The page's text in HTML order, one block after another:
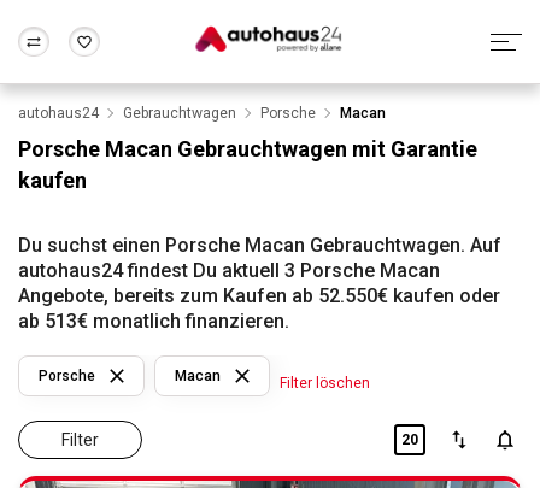
Wir bewerten dein Auto
Alle Fragen & Antworten
Rund um die Inzahlungnahme
autohaus24 Gebrauchtwagen Porsche Macan
Porsche Macan Gebrauchtwagen mit Garantie
kaufen
Du suchst einen Porsche Macan Gebrauchtwagen. Auf
autohaus24 findest Du aktuell 3 Porsche Macan
Angebote, bereits zum Kaufen ab 52.550€ kaufen oder
ab 513€ monatlich finanzieren.
Filter
Porsche Macan Filter löschen
20